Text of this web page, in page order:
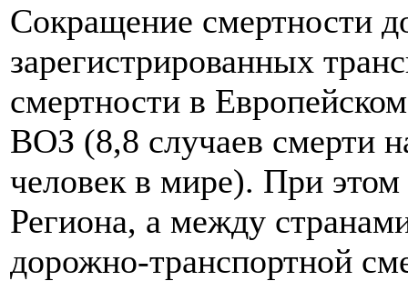
Сокращение смертности
зарегистрированных
смертности в
ВОЗ (8,8 случаев смерти
человек в мире). При
Региона, а между
дорожно-транспортной